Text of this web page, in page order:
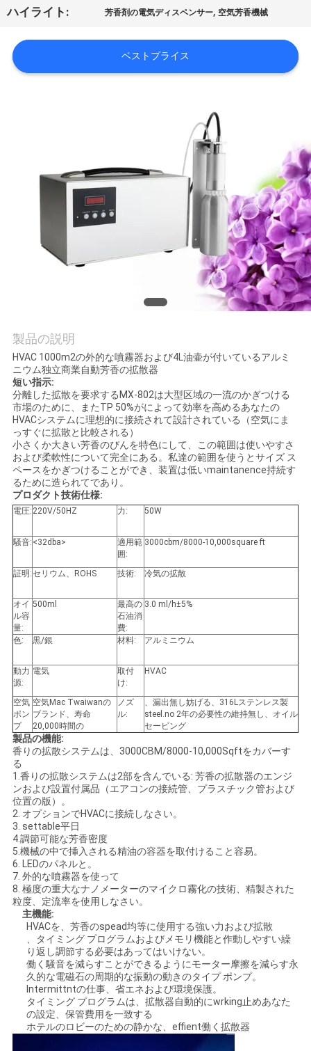
旅
行
絡
し
な
さ
い
引
要
求
し
な
さ
い
SHOPPING
ONLINE
地
図
PRIVACY
POLICY
ハイライト: 芳香剤の電気ディスペンサー, 空気芳香機械
ベストプライス
製品の説明
HVAC 1000m2の外的な噴霧器および4L油壷が付いているアルミ
ニウム独立商業自動芳香の拡散器
短い指示:
分離した拡散を要求するMX-802は大型区域の一流のかぎつける
市場のために、またTP 50%がによって効率を高めるあなたの
HVACシステムに理想的に接続されて設計されている（空気にま
っすぐに拡散と比較される）
小さくか大きい芳香のびんを特色にして、この範囲は使いやすさ
および柔軟性について完全にある。私達の範囲を使うとサイズ ス
ペースをかぎつけることができ、装置は低いmaintanence持続す
るために造られてであり。
プロダクト技術仕様:
電圧: 220V/50HZ 力: 50W
騒音: <32dba>
適用範
囲:
3000cbm/8000-10,000square ft
証明: セリウム、ROHS 技術: 冷気の拡散
オイ
ル容
量:
500ml
最高の
石油消
費:
3.0 ml/h±5%
色: 黒/銀 材料: アルミニウム
動力
源:
電気
取付
け:
HVAC
空気
ポン
プ
空気Mac Twaiwanの
ブランド、寿命
20,000時間の
ノズ
ル:
、漏出無し妨げる、316Lステンレス製
steel.no 2年の必要性の維持無し、オイル
セービング
製品の機能:
香りの拡散システムは、3000CBM/8000-10,000Sqftをカバーす
る
1.香りの拡散システムは2部を含んでいる: 芳香の拡散器のエンジ
ンおよび設置付属品（エアコンの接続管、プラスチック管および
位置の版）。
2. オプションでHVACに接続しなさい。
3. settable平日
4.調節可能な芳香密度
5.機械の中で挿入される精油の容器を取付けること容易。
6. LEDのパネルと。
7. 外的な噴霧器を使って
8. 極度の重大なナノメーターのマイクロ霧化の技術、精製された
粒度、定流率を使用しなさい。
主機能:
HVACを、芳香のspead均等に使用する強い力および拡散
、タイミング プログラムおよびメモリ機能と作動しやすい繰
り返し調節する必要はあってはいけない。
働く騒音を減らすことができるようにモーター摩擦を減らす永
久的な電磁石の周期的な振動の動きのタイプ ポンプ。
Intermittntの仕事、省エネおよび環境保護。
タイミング プログラムは、拡散器自動的にwrking止めあなた
の設定、保管費用を一致する
ホテルのロビーのための静かな、effient働く拡散器